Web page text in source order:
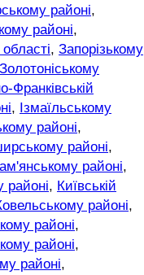
районі,
районі,
області, Запорізькому
Золотоніському
Франківській
, Ізмаїльському
районі,
районі,
районі,
районі, Київській
районі,
районі,
районі,
районі,